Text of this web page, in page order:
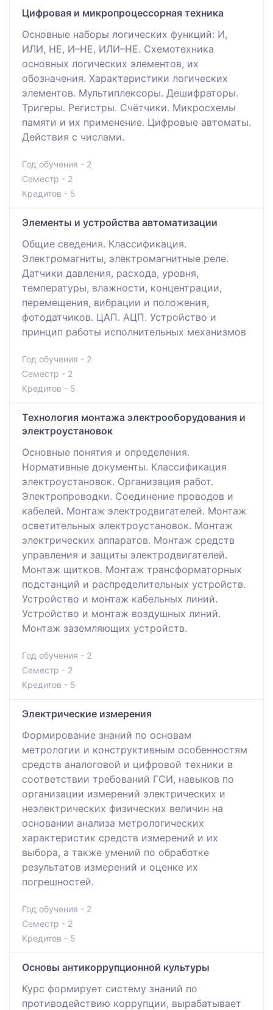
Цифровая и микропроцессорная техника
Основные наборы логических функций: И,
ИЛИ, НЕ, И–НЕ, ИЛИ–НЕ. Схемотехника
основных логических элементов, их
обозначения. Характеристики логических
элементов. Мультиплексоры. Дешифраторы.
Тригеры. Регистры. Счётчики. Микросхемы
памяти и их применение. Цифровые автоматы.
Действия с числами.
Год обучения - 2
Семестр - 2
Кредитов - 5
Элементы и устройства автоматизации
Общие сведения. Классификация.
Электромагниты, электромагнитные реле.
Датчики давления, расхода, уровня,
температуры, влажности, концентрации,
перемещения, вибрации и положения,
фотодатчиков. ЦАП. АЦП. Устройство и
принцип работы исполнительных механизмов
Год обучения - 2
Семестр - 2
Кредитов - 5
Технология монтажа электрооборудования и
электроустановок
Основные понятия и определения.
Нормативные документы. Классификация
электроустановок. Организация работ.
Электропроводки. Соединение проводов и
кабелей. Монтаж электродвигателей. Монтаж
осветительных электроустановок. Монтаж
электрических аппаратов. Монтаж средств
управления и защиты электродвигателей.
Монтаж щитков. Монтаж трансформаторных
подстанций и распределительных устройств.
Устройство и монтаж кабельных линий.
Устройство и монтаж воздушных линий.
Монтаж заземляющих устройств.
Год обучения - 2
Семестр - 2
Кредитов - 5
Электрические измерения
Формирование знаний по основам
метрологии и конструктивным особенностям
средств аналоговой и цифровой техники в
соответствии требований ГСИ, навыков по
организации измерений электрических и
неэлектрических физических величин на
основании анализа метрологических
характеристик средств измерений и их
выбора, а также умений по обработке
результатов измерений и оценке их
погрешностей.
Год обучения - 2
Семестр - 2
Кредитов - 5
Основы антикоррупционной культуры
Курс формирует систему знаний по
противодействию коррупции, вырабатывает